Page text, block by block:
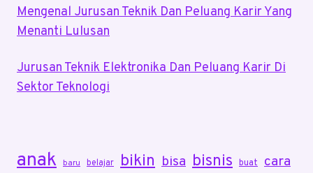
Mengenal Jurusan Teknik Dan Peluang Karir Yang
Menanti Lulusan
Jurusan Teknik Elektronika Dan Peluang Karir Di
Sektor Teknologi
anak baru belajar bikin bisa bisnis buat cara